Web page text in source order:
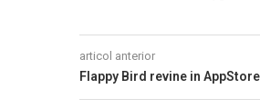
articol anterior
Flappy Bird revine in